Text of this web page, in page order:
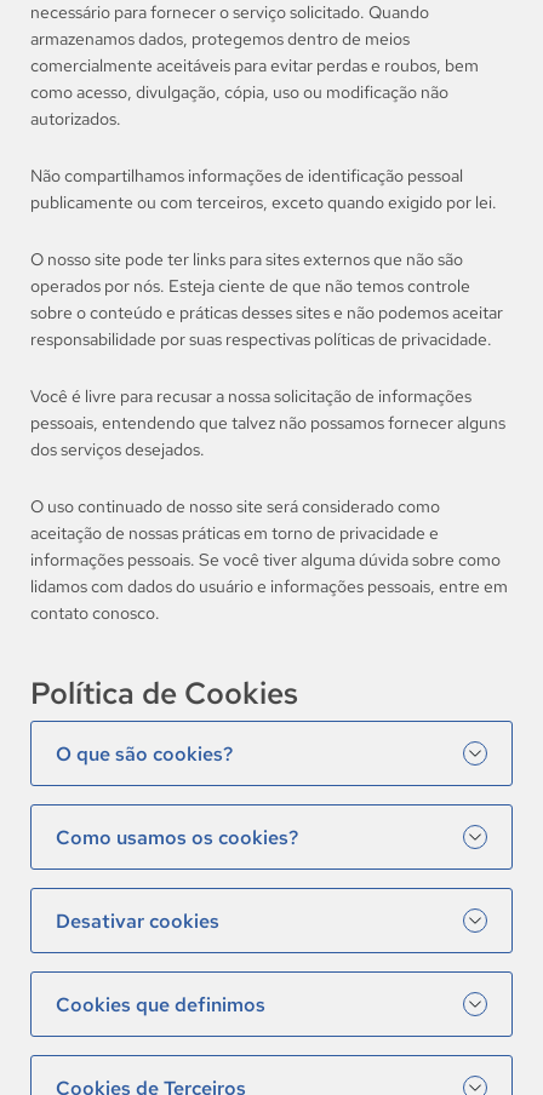
necessário para fornecer o serviço solicitado. Quando
armazenamos dados, protegemos dentro de meios
comercialmente aceitáveis ​​para evitar perdas e roubos, bem
como acesso, divulgação, cópia, uso ou modificação não
autorizados.
Não compartilhamos informações de identificação pessoal
publicamente ou com terceiros, exceto quando exigido por lei.
O nosso site pode ter links para sites externos que não são
operados por nós. Esteja ciente de que não temos controle
sobre o conteúdo e práticas desses sites e não podemos aceitar
responsabilidade por suas respectivas políticas de privacidade.
Você é livre para recusar a nossa solicitação de informações
pessoais, entendendo que talvez não possamos fornecer alguns
dos serviços desejados.
O uso continuado de nosso site será considerado como
aceitação de nossas práticas em torno de privacidade e
informações pessoais. Se você tiver alguma dúvida sobre como
lidamos com dados do usuário e informações pessoais, entre em
contato conosco.
Política de Cookies
O que são cookies?
Como usamos os cookies?
Desativar cookies
Cookies que definimos
Cookies de Terceiros